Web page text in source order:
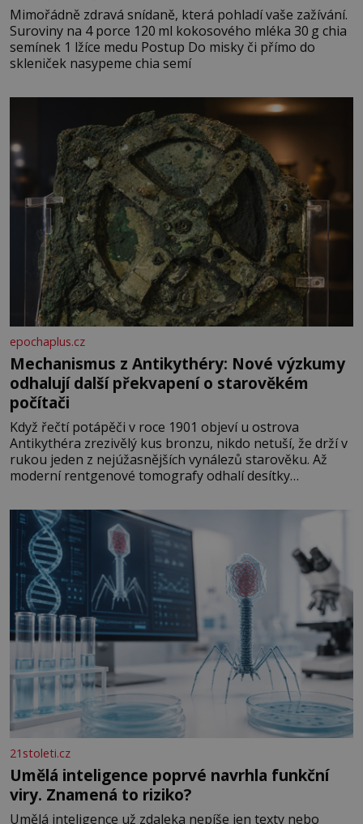
Mimořádně zdravá snídaně, která pohladí vaše zažívání.
Suroviny na 4 porce 120 ml kokosového mléka 30 g chia
semínek 1 lžíce medu Postup Do misky či přímo do
skleniček nasypeme chia semí
epochaplus.cz
Mechanismus z Antikythéry: Nové výzkumy
odhalují další překvapení o starověkém
počítači
Když řečtí potápěči v roce 1901 objeví u ostrova
Antikythéra zrezivělý kus bronzu, nikdo netuší, že drží v
rukou jeden z nejúžasnějších vynálezů starověku. Až
moderní rentgenové tomografy odhalí desítky
Antikythéry je dnes považován za nejstarší známý
analogový počítač na světě. Přesto ani po více než sto
letech výzkumu
21stoleti.cz
Umělá inteligence poprvé navrhla funkční
viry. Znamená to riziko?
Umělá inteligence už zdaleka nepíše jen texty nebo